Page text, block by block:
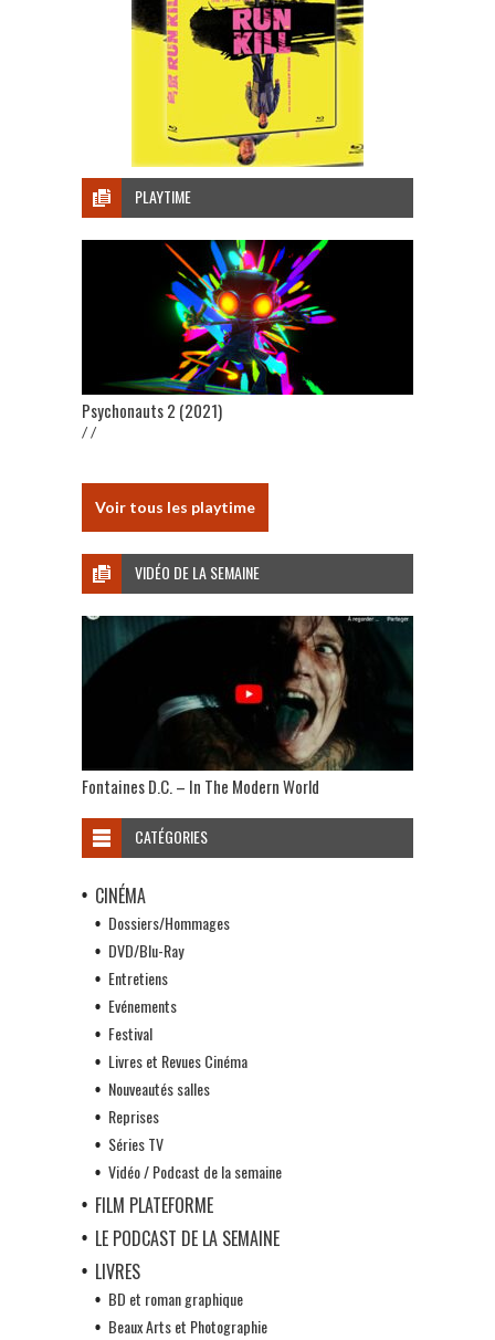
PLAYTIME
Psychonauts 2 (2021)
/ /
Voir tous les playtime
VIDÉO DE LA SEMAINE
Fontaines D.C. – In The Modern World
CATÉGORIES
CINÉMA
Dossiers/Hommages
DVD/Blu-Ray
Entretiens
Evénements
Festival
Livres et Revues Cinéma
Nouveautés salles
Reprises
Séries TV
Vidéo / Podcast de la semaine
FILM PLATEFORME
LE PODCAST DE LA SEMAINE
LIVRES
BD et roman graphique
Beaux Arts et Photographie